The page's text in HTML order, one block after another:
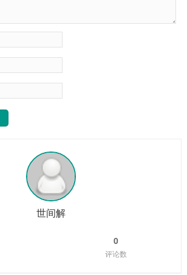
世间解
0
评论数